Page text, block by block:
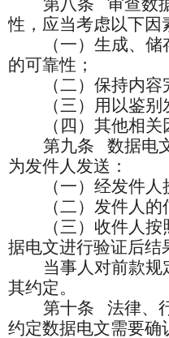
第八条
审查数
性，应当考虑以下因
（一）生成、
的可靠性；
（二）保持内
（三）用以鉴
（四）其他相关
第九条
数据电
为发件人发送：
（一）经发件人
（二）发件人
（三）收件人
据电文进行验证后结
当事人对前款规
其约定。
第十条
法律、
约定数据电文需要确